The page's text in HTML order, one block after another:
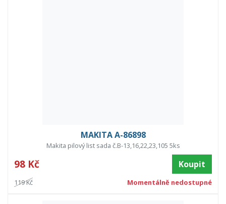
MAKITA A-86898
Makita pilový list sada č.B-13,16,22,23,105 5ks
98 Kč Koupit
119 Kč Momentálně nedostupné